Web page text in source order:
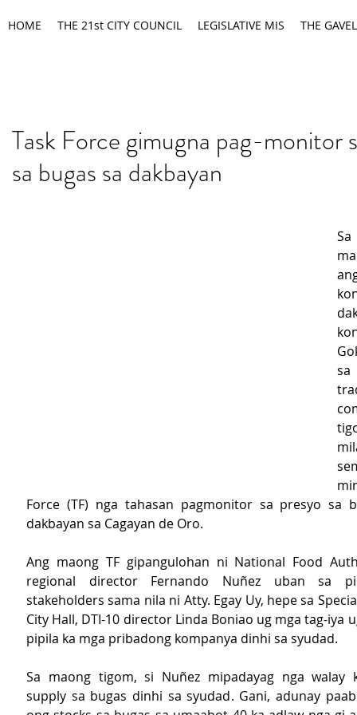
HOME THE 21st CITY COUNCIL LEGISLATIVE MIS THE GAVEL
Task Force gimugna pag-monitor
sa bugas sa dakbayan
Force (TF) nga tahasan pagmonitor sa presyo sa
dakbayan sa Cagayan de Oro.
Ang maong TF gipangulohan ni National Food
regional director Fernando Nuñez uban sa
stakeholders sama nila ni Atty. Egay Uy, hepe sa
City Hall, DTI-10 director Linda Boniao ug mga tag-iya
pipila ka mga pribadong kompanya dinhi sa syudad.
Sa maong tigom, si Nuñez mipadayag nga walay
supply sa bugas dinhi sa syudad. Gani, adunay